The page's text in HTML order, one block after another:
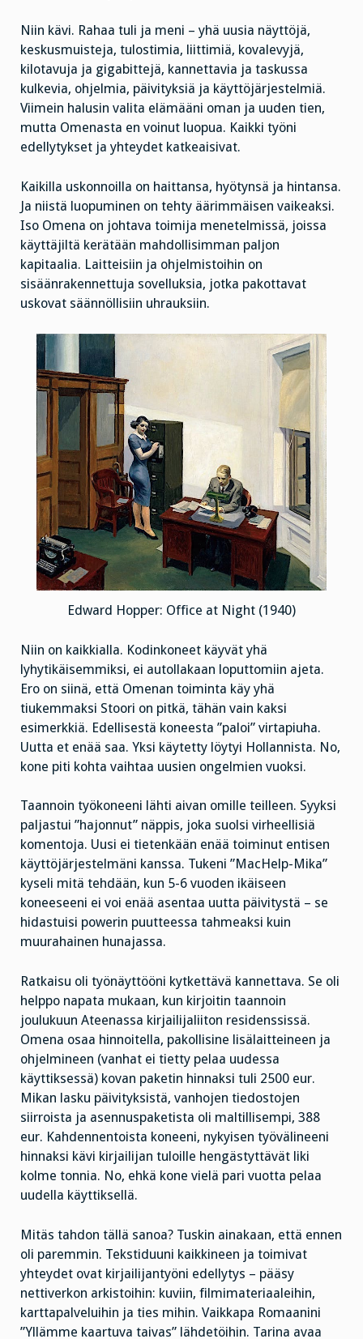
Niin kävi. Rahaa tuli ja meni – yhä uusia näyttöjä,
keskusmuisteja, tulostimia, liittimiä, kovalevyjä,
kilotavuja ja gigabittejä, kannettavia ja taskussa
kulkevia, ohjelmia, päivityksiä ja käyttöjärjestelmiä.
Viimein halusin valita elämääni oman ja uuden tien,
mutta Omenasta en voinut luopua. Kaikki työni
edellytykset ja yhteydet katkeaisivat.
Kaikilla uskonnoilla on haittansa, hyötynsä ja hintansa.
Ja niistä luopuminen on tehty äärimmäisen vaikeaksi.
Iso Omena on johtava toimija menetelmissä, joissa
käyttäjiltä kerätään mahdollisimman paljon
kapitaalia. Laitteisiin ja ohjelmistoihin on
sisäänrakennettuja sovelluksia, jotka pakottavat
uskovat säännöllisiin uhrauksiin.
Edward Hopper: Office at Night (1940)
Niin on kaikkialla. Kodinkoneet käyvät yhä
lyhytikäisemmiksi, ei autollakaan loputtomiin ajeta.
Ero on siinä, että Omenan toiminta käy yhä
tiukemmaksi Stoori on pitkä, tähän vain kaksi
esimerkkiä. Edellisestä koneesta ”paloi” virtapiuha.
Uutta et enää saa. Yksi käytetty löytyi Hollannista. No,
kone piti kohta vaihtaa uusien ongelmien vuoksi.
Taannoin työkoneeni lähti aivan omille teilleen. Syyksi
paljastui ”hajonnut” näppis, joka suolsi virheellisiä
komentoja. Uusi ei tietenkään enää toiminut entisen
käyttöjärjestelmäni kanssa. Tukeni ”MacHelp-Mika”
kyseli mitä tehdään, kun 5-6 vuoden ikäiseen
koneeseeni ei voi enää asentaa uutta päivitystä – se
hidastuisi powerin puutteessa tahmeaksi kuin
muurahainen hunajassa.
Ratkaisu oli työnäyttööni kytkettävä kannettava. Se oli
helppo napata mukaan, kun kirjoitin taannoin
joulukuun Ateenassa kirjailijaliiton residenssissä.
Omena osaa hinnoitella, pakollisine lisälaitteineen ja
ohjelmineen (vanhat ei tietty pelaa uudessa
käyttiksessä) kovan paketin hinnaksi tuli 2500 eur.
Mikan lasku päivityksistä, vanhojen tiedostojen
siirroista ja asennuspaketista oli maltillisempi, 388
eur. Kahdennentoista koneeni, nykyisen työvälineeni
hinnaksi kävi kirjailijan tuloille hengästyttävät liki
kolme tonnia. No, ehkä kone vielä pari vuotta pelaa
uudella käyttiksellä.
Mitäs tahdon tällä sanoa? Tuskin ainakaan, että ennen
oli paremmin. Tekstiduuni kaikkineen ja toimivat
yhteydet ovat kirjailijantyöni edellytys – pääsy
nettiverkon arkistoihin: kuviin, filmimateriaaleihin,
karttapalveluihin ja ties mihin. Vaikkapa Romaanini
”Yllämme kaartuva taivas” lähdetöihin. Tarina avaa